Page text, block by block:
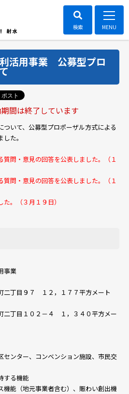
活用事業 公募型プロ
ポスト
間は終了しています
ついて、公募型プロポーザル方式による
た。
問・意見の回答を公表しました。
（１
問・意見の回答を公表しました。
（１
。
（３月１９日）
業
丁目９７ １２，１７７平方メート
丁目１０２－４ １，３４０平方メー
ター、コンベンション施設、市民交
る機能
事業者含む）、賑わい創出機